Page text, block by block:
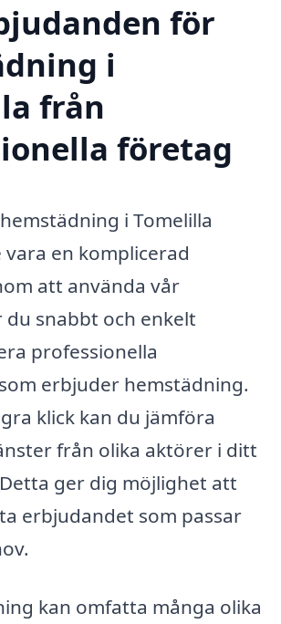
för
i
från
företag
i Tomelilla
en komplicerad
att använda vår
snabbt och enkelt
professionella
erbjuder hemstädning.
klick kan du jämföra
från olika aktörer i ditt
ger dig möjlighet att
erbjudandet som passar
kan omfatta många olika